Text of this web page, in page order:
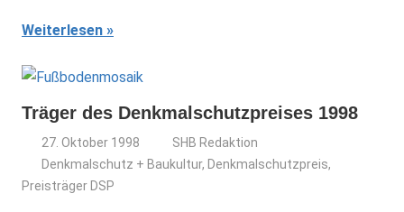
Weiterlesen
Träger des Denkmalschutzpreises 1998
27. Oktober 1998
SHB Redaktion
Denkmalschutz + Baukultur, Denkmalschutzpreis,
Preisträger DSP